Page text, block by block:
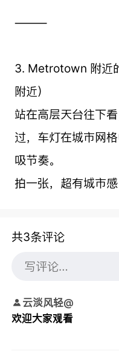
⸻
3. Metrotown 附近
附近）
站在高层天台往下
过，车灯在城市网
吸节奏。
拍一张，超有城市感
共3条评论
云淡风轻@
欢迎大家观看